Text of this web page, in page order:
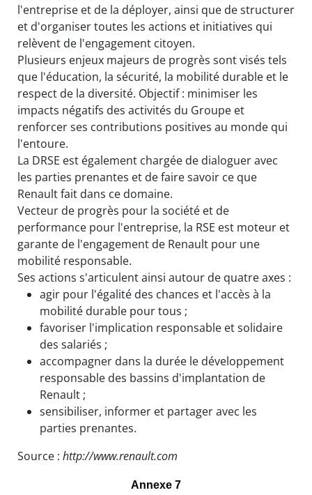
l'entreprise et de la déployer, ainsi que de structurer
et d'organiser toutes les actions et initiatives qui
relèvent de l'engagement citoyen.
Plusieurs enjeux majeurs de progrès sont visés tels
que l'éducation, la sécurité, la mobilité durable et le
respect de la diversité. Objectif : minimiser les
impacts négatifs des activités du Groupe et
renforcer ses contributions positives au monde qui
l'entoure.
La DRSE est également chargée de dialoguer avec
les parties prenantes et de faire savoir ce que
Renault fait dans ce domaine.
Vecteur de progrès pour la société et de
performance pour l'entreprise, la RSE est moteur et
garante de l'engagement de Renault pour une
mobilité responsable.
Ses actions s'articulent ainsi autour de quatre axes :
agir pour l'égalité des chances et l'accès à la
mobilité durable pour tous ;
favoriser l'implication responsable et solidaire
des salariés ;
accompagner dans la durée le développement
responsable des bassins d'implantation de
Renault ;
sensibiliser, informer et partager avec les
parties prenantes.
Source : http://www.renault.com
Annexe 7